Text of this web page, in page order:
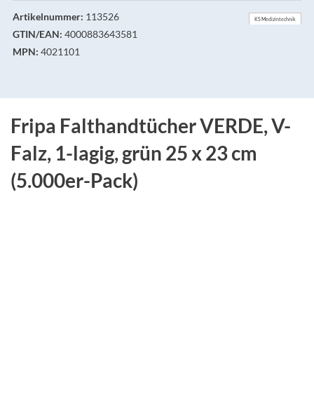
Artikelnummer: 113526
GTIN/EAN: 4000883643581
MPN: 4021101
KS Medizintechnik
Fripa Falthandtücher VERDE, V-
Falz, 1-lagig, grün 25 x 23 cm
(5.000er-Pack)